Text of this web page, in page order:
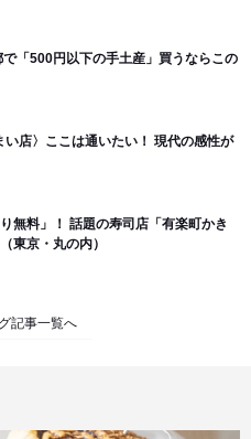
「500円以下の手土産」買うならこの
い店〉ここは通いたい！ 現代の感性が
無料」！ 話題の寿司店「有楽町かき
東京・丸の内）
記事一覧へ